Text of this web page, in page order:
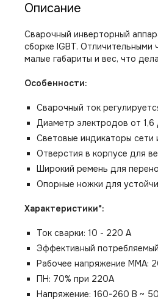
Описание
Сварочный инверторный
сборке IGBT. Отличительными
малые габариты и вес, что
Особенности:
Сварочный ток
Диаметр электродов от
Световые индикаторы сети
Отверстия в корпусе для
Широкий ремень для
Опорные ножки для
Характеристики*:
Ток сварки: 10 - 220 А
Эффективный
Рабочее напряжение ММА:
ПН: 70% при 220А
Напряжение: 160-260 B ~